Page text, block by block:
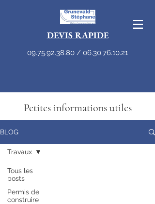
DEVIS RAPIDE
09.75.92.38.80 / 06.30.76.10.21
Petites informations utiles
BLOG
Tous les
posts
Permis de
construire
Travaux